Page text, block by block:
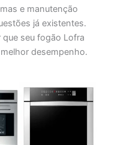
e manutenção
já existentes.
seu fogão Lofra
desempenho.